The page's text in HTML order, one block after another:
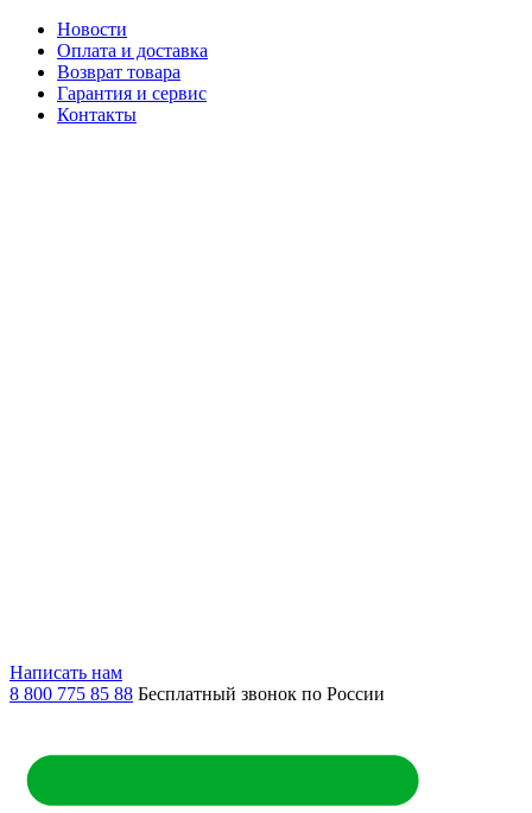
Новости
Оплата и доставка
Возврат товара
Гарантия и сервис
Контакты
Написать нам
8 800 775 85 88 Бесплатный звонок по России